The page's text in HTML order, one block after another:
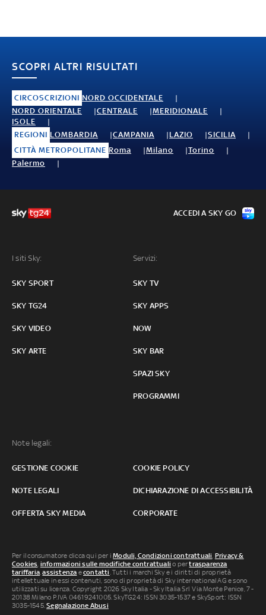
SCOPRI ALTRI RISULTATI
CIRCOSCRIZIONI NORD OCCIDENTALE
NORD ORIENTALE
CENTRALE
MERIDIONALE
ISOLE
REGIONI LOMBARDIA CAMPANIA LAZIO
SICILIA
CITTÀ METROPOLITANE Roma Milano
Torino
Palermo
I siti Sky:
SKY SPORT
SKY TG24
SKY VIDEO
SKY ARTE
Servizi:
SKY TV
SKY APPS
NOW
SKY BAR
SPAZI SKY
PROGRAMMI
Note legali:
GESTIONE COOKIE COOKIE POLICY
NOTE LEGALI DICHIARAZIONE DI ACCESSIBILITÀ
OFFERTA SKY MEDIA CORPORATE
ACCEDI A SKY GO
Per il consumatore clicca qui per iModuli, Condizioni contrattuali, Privacy &
Cookies, informazioni sulle modifiche contrattuali o pertrasparenza
tariffaria,assistenza econtatti. Tutti i marchi Sky e i diritti di proprietà
intellettuale in essi contenuti, sono di proprietà di Sky international AG e sono
utilizzati su licenza. Copyright 2026 Sky Italia - Sky Italia Srl Via Monte Penice, 7 -
20138 Milano P.IVA 04619241005. SkyTG24: ISSN 3035-1537 e SkySport: ISSN
3035-1545.Segnalazione Abusi